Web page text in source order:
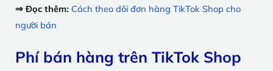
⇒ Đọc thêm: Cách theo dõi đơn hàng TikTok Shop cho
người bán
Phí bán hàng trên TikTok Shop